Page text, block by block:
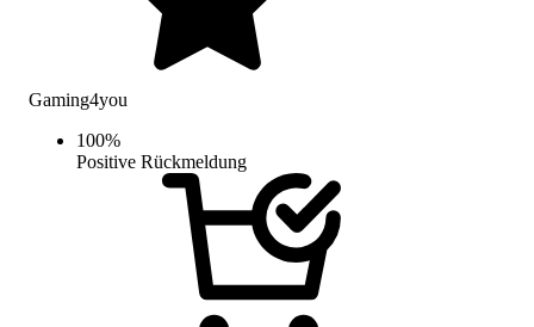
Gaming4you
100%
Positive Rückmeldung